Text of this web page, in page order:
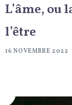
L’âme, ou
l’être
16 NOVEMBRE 2022